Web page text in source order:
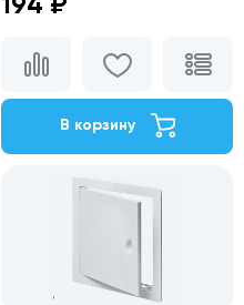
В корзину